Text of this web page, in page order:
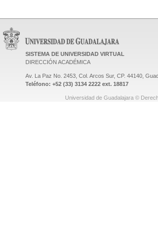
SISTEMA DE UNIVERSIDAD VIRTUAL
DIRECCIÓN ACADÉMICA
Av. La Paz No. 2453, Col. Arcos Sur, CP. 44140,
Teléfono: +52 (33) 3134 2222 ext. 18817
Universidad de Guadalajara ©